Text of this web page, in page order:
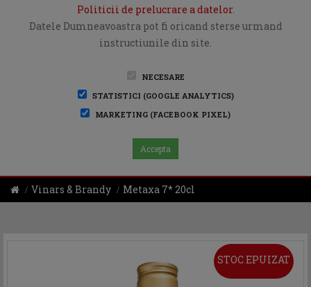
Politicii de prelucrare a datelor.
Datele Dumneavoastra pot fi oricand sterse urmand
instructiunile din site.
NECESARE
STATISTICI (GOOGLE ANALYTICS)
MARKETING (FACEBOOK PIXEL)
Accepta
Vinars & Brandy Metaxa 7* 20cl
STOC EPUIZAT